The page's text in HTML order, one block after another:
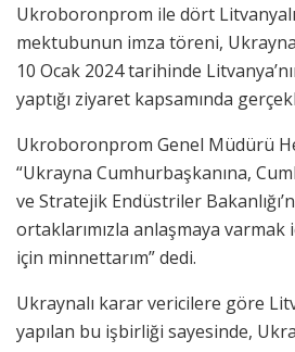
Ukroboronprom ile dört
mektubunun imza töreni, Ukrayna
10 Ocak 2024 tarihinde
yaptığı ziyaret kapsamında
Ukroboronprom Genel Müdürü
“Ukrayna Cumhurbaşkanına,
ve Stratejik Endüstriler
ortaklarımızla anlaşmaya varmak
için minnettarım” dedi.
Ukraynalı karar vericilere göre
yapılan bu işbirliği sayesinde,